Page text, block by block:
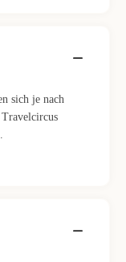
sich je nach